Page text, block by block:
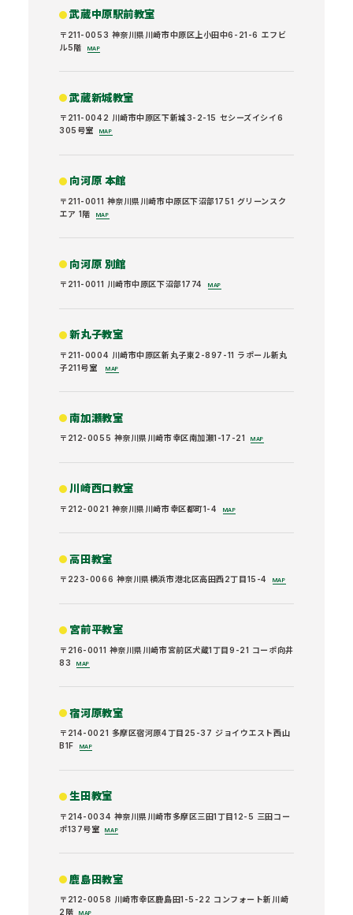
武蔵中原駅前教室
〒211-0053 神奈川県川崎市中原区上小田中6-21-6 エフビ
ル5階
MAP
武蔵新城教室
〒211-0042 川崎市中原区下新城3-2-15 セシーズイシイ6
305号室
MAP
向河原 本館
〒211-0011 神奈川県川崎市中原区下沼部1751 グリーンスク
エア 1階
MAP
向河原 別館
〒211-0011 川崎市中原区下沼部1774 MAP
新丸子教室
〒211-0004 川崎市中原区新丸子東2-897-11 ラポール新丸
子211号室
MAP
南加瀬教室
〒212-0055 神奈川県川崎市幸区南加瀬1-17-21 MAP
川崎西口教室
〒212-0021 神奈川県川崎市幸区都町1-4 MAP
高田教室
〒223-0066 神奈川県横浜市港北区高田西2丁目15-4 MAP
宮前平教室
〒216-0011 神奈川県川崎市宮前区犬蔵1丁目9-21 コーポ向井
83
MAP
宿河原教室
〒214-0021 多摩区宿河原4丁目25-37 ジョイウエスト西山
B1F
MAP
生田教室
〒214-0034 神奈川県川崎市多摩区三田1丁目12-5 三田コー
ポ137号室
MAP
鹿島田教室
〒212-0058 川崎市幸区鹿島田1-5-22 コンフォート新川崎
2階
MAP